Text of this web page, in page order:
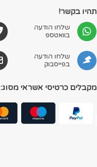
תהיו בקשר!
שלחו הודעה
בוואטספ
שלחו הודעה
בפייסבוק
מקבלים כרטיסי אשראי מסוג: